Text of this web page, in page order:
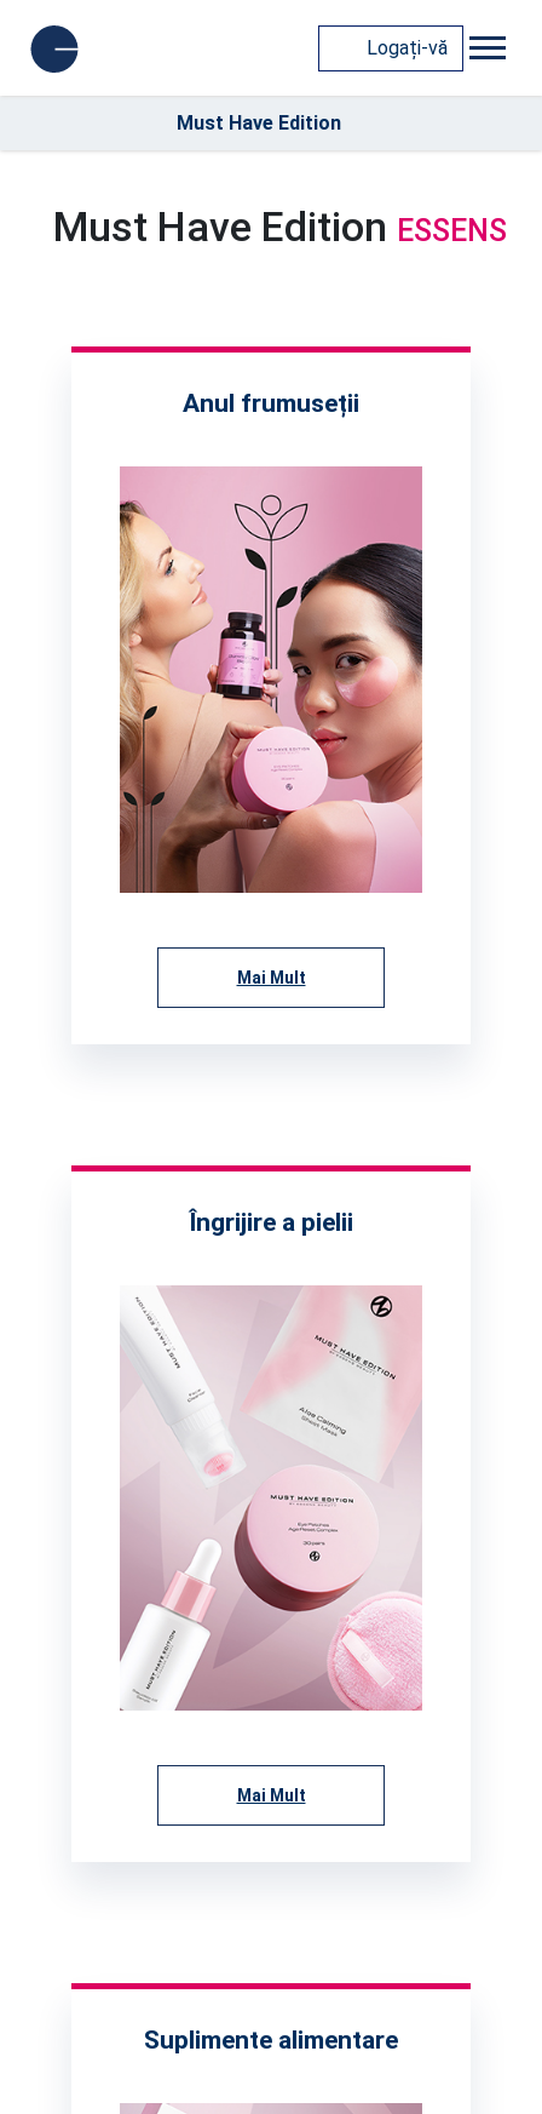
Logați-vă
Must Have Edition
Must Have Edition ESSENS
Anul frumuseții
Mai Mult
Îngrijire a pielii
Mai Mult
Suplimente alimentare